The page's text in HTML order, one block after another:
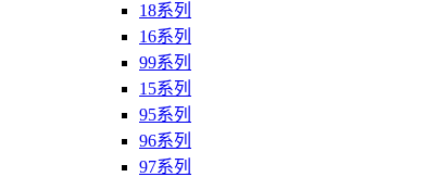
18系列
16系列
99系列
15系列
95系列
96系列
97系列